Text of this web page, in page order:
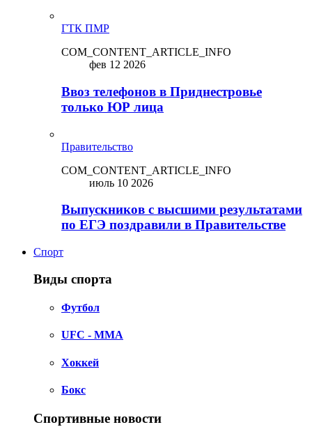
ГТК ПМР
COM_CONTENT_ARTICLE_INFO
фев 12 2026
Ввоз телефонов в Приднестровье
только ЮР лица
Правительство
COM_CONTENT_ARTICLE_INFO
июль 10 2026
Выпускников с высшими результатами
по ЕГЭ поздравили в Правительстве
Спорт
Виды спорта
Футбол
UFC - MMA
Хоккей
Бокс
Спортивные новости